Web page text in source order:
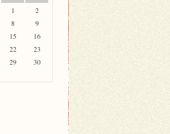
1
2
8
9
15
16
22
23
29
30